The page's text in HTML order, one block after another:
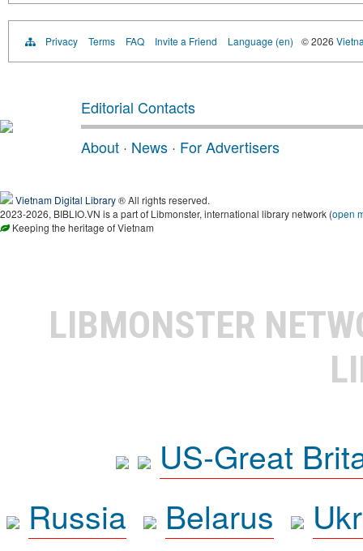
Privacy Terms FAQ Invite a Friend Language (en) © 2026
Editorial Contacts
About · News · For Advertisers
Vietnam Digital Library® All rights reserved.
2023-2026, BIBLIO.VN is a part of Libmonster, international library network (open
Keeping the heritage of Vietnam
LIBMONSTER
US-Great
Russia
Belarus